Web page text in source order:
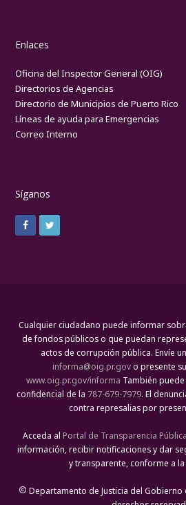
Enlaces
Oficina del Inspector General (OIG)
Directorios de Agencias
Directorio de Municipios de Puerto Rico
Líneas de ayuda para Emergencias
Correo Interno
Síganos
Cualquier ciudadano puede informar
de fondos públicos o que puedan
actos de corrupción pública. Envíe
informa@oig.pr.govo presente
www.oig.pr.gov/informa También
confidencial de la 787-679-7979. El
contra represalias por
Acceda al Portal de Transparencia Pública
información, recibir notificaciones y dar
y transparente, conforme a la
 Departamento de Justicia del